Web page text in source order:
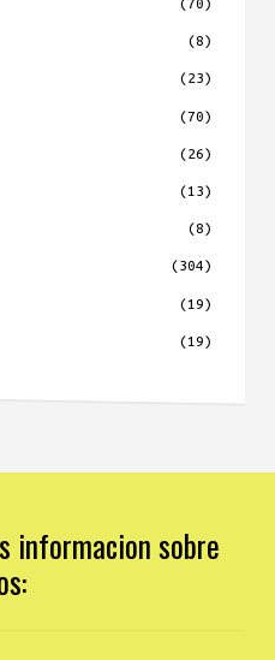
(8)
(23)
(70)
(26)
(13)
(8)
(304)
(19)
(19)
informacion sobre